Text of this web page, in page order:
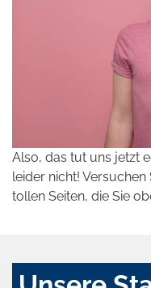
Also, das tut uns jetzt
leider nicht!
tollen Seiten, die Sie